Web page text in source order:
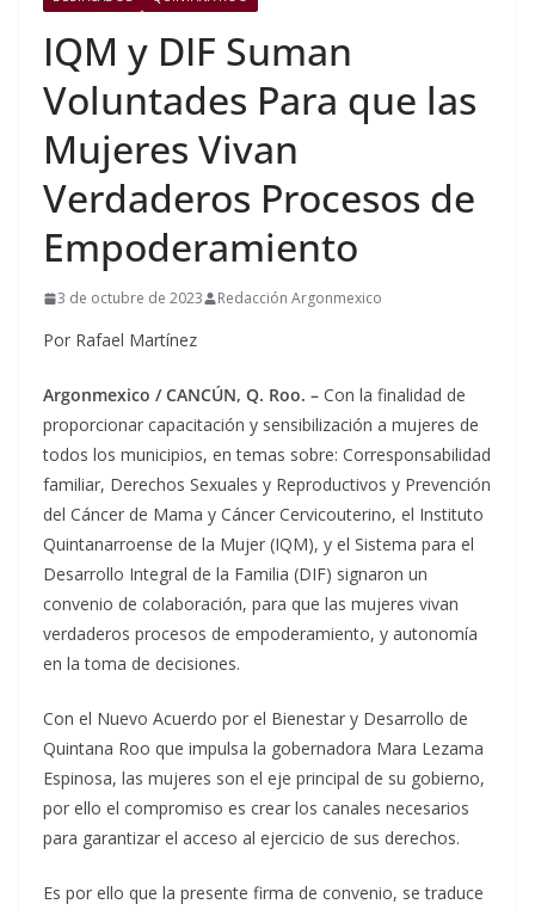
IQM y DIF Suman
Voluntades Para que las
Mujeres Vivan
Verdaderos Procesos de
Empoderamiento
3 de octubre de 2023 Redacción Argonmexico
Por Rafael Martínez
Argonmexico /CANCÚN, Q. Roo. – Con la finalidad de
proporcionar capacitación y sensibilización a mujeres de
todos los municipios, en temas sobre: Corresponsabilidad
familiar, Derechos Sexuales y Reproductivos y Prevención
del Cáncer de Mama y Cáncer Cervicouterino, el Instituto
Quintanarroense de la Mujer (IQM), y el Sistema para el
Desarrollo Integral de la Familia (DIF) signaron un
convenio de colaboración, para que las mujeres vivan
verdaderos procesos de empoderamiento, y autonomía
en la toma de decisiones.
Con el Nuevo Acuerdo por el Bienestar y Desarrollo de
Quintana Roo que impulsa la gobernadora Mara Lezama
Espinosa, las mujeres son el eje principal de su gobierno,
por ello el compromiso es crear los canales necesarios
para garantizar el acceso al ejercicio de sus derechos.
Es por ello que la presente firma de convenio, se traduce